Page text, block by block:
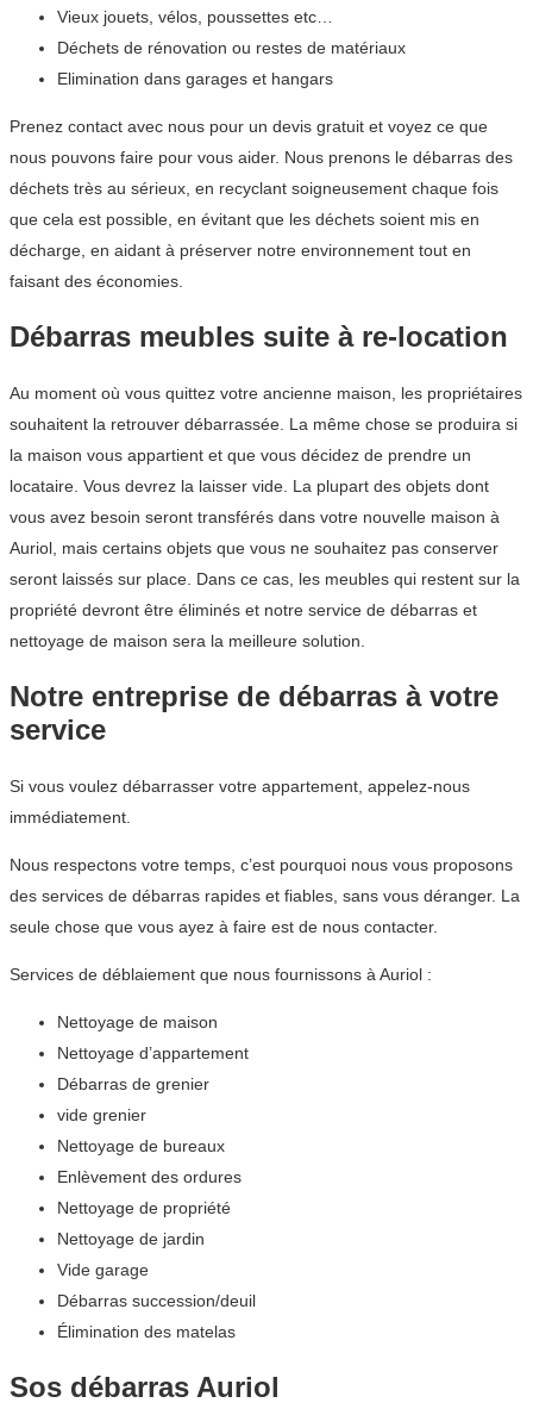
Vieux jouets, vélos, poussettes etc…
Déchets de rénovation ou restes de matériaux
Elimination dans garages et hangars
Prenez contact avec nous pour un devis gratuit et voyez ce que
nous pouvons faire pour vous aider. Nous prenons le débarras des
déchets très au sérieux, en recyclant soigneusement chaque fois
que cela est possible, en évitant que les déchets soient mis en
décharge, en aidant à préserver notre environnement tout en
faisant des économies.
Débarras meubles suite à re-location
Au moment où vous quittez votre ancienne maison, les propriétaires
souhaitent la retrouver débarrassée. La même chose se produira si
la maison vous appartient et que vous décidez de prendre un
locataire. Vous devrez la laisser vide. La plupart des objets dont
vous avez besoin seront transférés dans votre nouvelle maison à
Auriol, mais certains objets que vous ne souhaitez pas conserver
seront laissés sur place. Dans ce cas, les meubles qui restent sur la
propriété devront être éliminés et notre service de débarras et
nettoyage de maison sera la meilleure solution.
Notre entreprise de débarras à votre
service
Si vous voulez débarrasser votre appartement, appelez-nous
immédiatement.
Nous respectons votre temps, c’est pourquoi nous vous proposons
des services de débarras rapides et fiables, sans vous déranger. La
seule chose que vous ayez à faire est de nous contacter.
Services de déblaiement que nous fournissons à Auriol :
Nettoyage de maison
Nettoyage d’appartement
Débarras de grenier
vide grenier
Nettoyage de bureaux
Enlèvement des ordures
Nettoyage de propriété
Nettoyage de jardin
Vide garage
Débarras succession/deuil
Élimination des matelas
Sos débarras Auriol